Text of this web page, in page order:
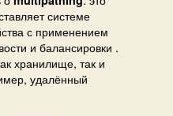
системе
с применением
и балансировки .
хранилище, так и
удалённый